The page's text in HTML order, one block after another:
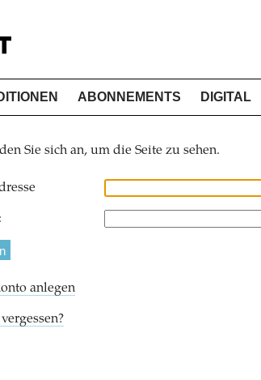
ABONNEMENTS DIGITAL
Sie sich an, um die Seite zu sehen.
anlegen